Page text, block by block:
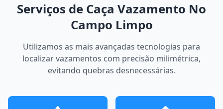
Serviços de Caça Vazamento No
Campo Limpo
Utilizamos as mais avançadas tecnologias para
localizar vazamentos com precisão milimétrica,
evitando quebras desnecessárias.